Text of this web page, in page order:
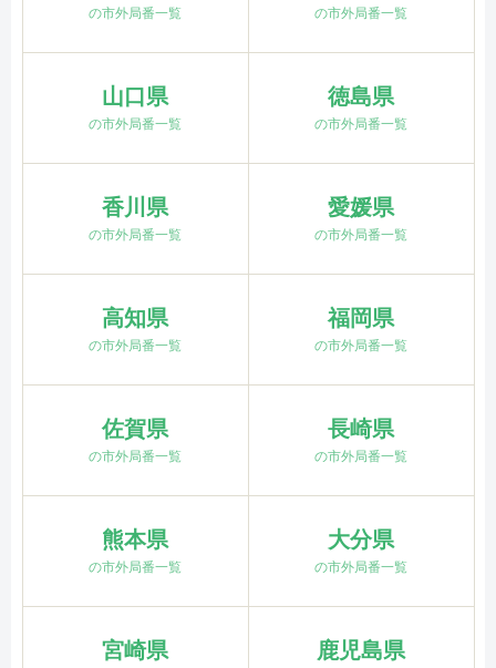
の市外局番一覧 の市外局番一覧
山口県
の市外局番一覧
徳島県
の市外局番一覧
香川県
の市外局番一覧
愛媛県
の市外局番一覧
高知県
の市外局番一覧
福岡県
の市外局番一覧
佐賀県
の市外局番一覧
長崎県
の市外局番一覧
熊本県
の市外局番一覧
大分県
の市外局番一覧
宮崎県 鹿児島県